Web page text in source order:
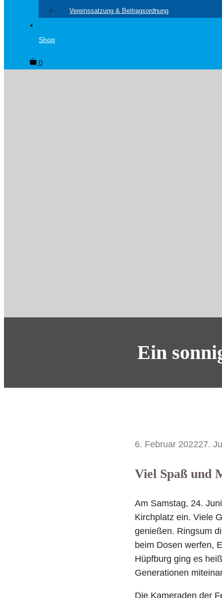
Vereinssatzung & Beitragsordnung
Shop
0
Ein
6. Februar 202227.
Viel Spaß und
Am Samstag, 24.
Kirchplatz ein. Viele
genießen. Ringsum
beim Dosen werfen,
Hüpfburg ging es
Generationen
Die Kameraden der